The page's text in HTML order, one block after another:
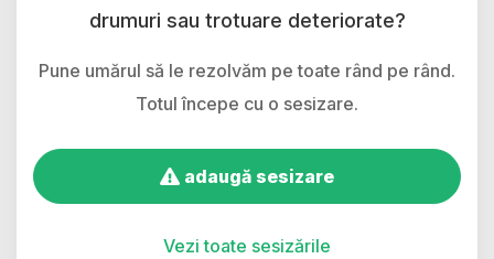
drumuri sau trotuare deteriorate?
Pune umărul să le rezolvăm pe toate rând pe rând.
Totul începe cu o sesizare.
adaugă sesizare
Vezi toate sesizările